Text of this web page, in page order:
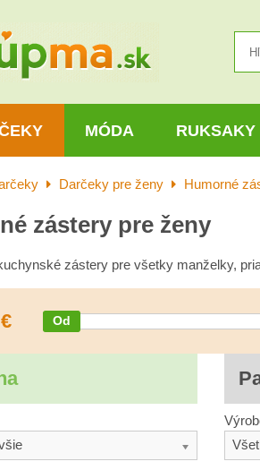
MÓDA RUKSAKY
Darčeky pre ženy Humorné
zástery pre ženy
zástery pre všetky manželky,
€